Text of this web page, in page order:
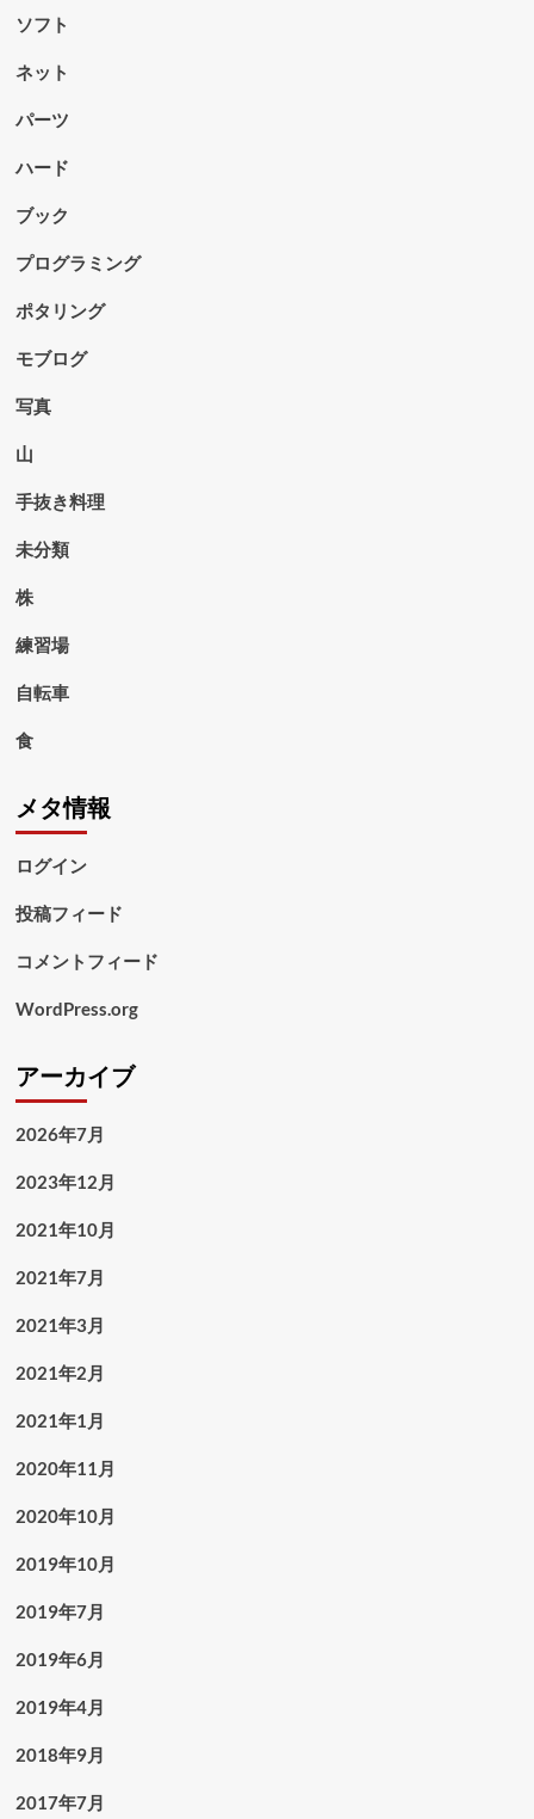
ソフト
ネット
パーツ
ハード
ブック
プログラミング
ポタリング
モブログ
写真
山
手抜き料理
未分類
株
練習場
自転車
食
メタ情報
ログイン
投稿フィード
コメントフィード
WordPress.org
アーカイブ
2026年7月
2023年12月
2021年10月
2021年7月
2021年3月
2021年2月
2021年1月
2020年11月
2020年10月
2019年10月
2019年7月
2019年6月
2019年4月
2018年9月
2017年7月